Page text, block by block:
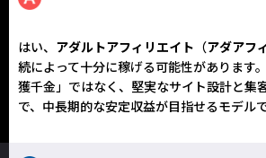
はい、 アダルトアフィリエイト （アダアフィ
続によって十分に稼げる可能性があります
獲千金」ではなく、堅実なサイト設計と集
で、中長期的な安定収益が目指せるモデルで